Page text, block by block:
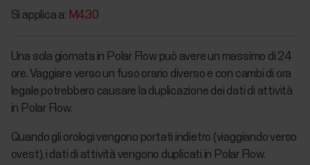
Si applica a: M430
Una sola giornata in Polar Flow può avere un massimo di 24
ore. Vaggiare verso un fuso orario diverso e con cambi di ora
legale potrebbero causare la duplicazione dei dati di attività
in Polar Flow.
Quando gli orologi vengono portati indietro (viaggiando verso
ovest), i dati di attività vengono duplicati in Polar Flow.